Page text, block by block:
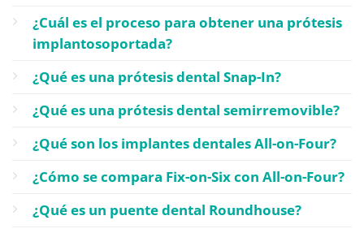
¿Cuál es el proceso para obtener una prótesis
implantosoportada?
¿Qué es una prótesis dental Snap-In?
¿Qué es una prótesis dental semirremovible?
¿Qué son los implantes dentales All-on-Four?
¿Cómo se compara Fix-on-Six con All-on-Four?
¿Qué es un puente dental Roundhouse?